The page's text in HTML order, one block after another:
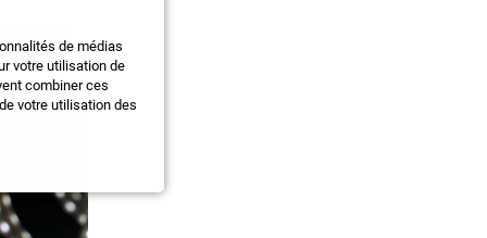
de médias
votre utilisation de
combiner ces
votre utilisation des